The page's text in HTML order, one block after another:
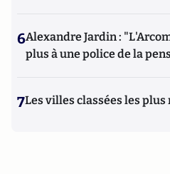
6Alexandre Jardin :
plus à une police de la
7Les villes classées les